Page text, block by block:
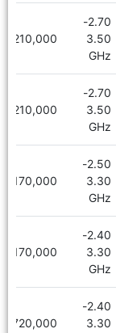
2.70-
3.50
GHz
6,210,000
2.70-
3.50
GHz
6,210,000
2.50-
3.30
GHz
5,170,000
2.40-
3.30
GHz
5,170,000
2.40-
3.30
6,720,000